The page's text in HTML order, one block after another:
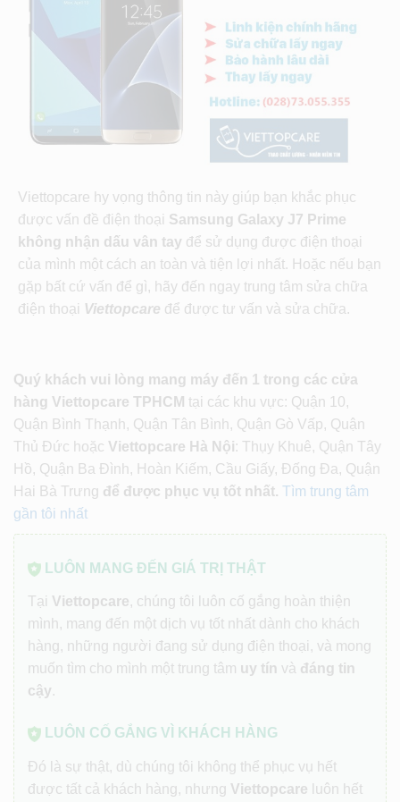
Viettopcare hy vọng thông tin này giúp bạn khắc phục
được vấn đề điện thoại Samsung Galaxy J7 Prime
không nhận dấu vân tay để sử dụng được điện thoại
của mình một cách an toàn và tiện lợi nhất. Hoặc nếu bạn
gặp bất cứ vấn để gì, hãy đến ngay trung tâm sửa chữa
điện thoại Viettopcare để được tư vấn và sửa chữa.
Quý khách vui lòng mang máy đến 1 trong các cửa
hàng Viettopcare TPHCM tại các khu vực: Quận 10,
Quận Bình Thạnh, Quận Tân Bình, Quận Gò Vấp, Quận
Thủ Đức hoặc Viettopcare Hà Nội: Thụy Khuê, Quận Tây
Hồ, Quận Ba Đình, Hoàn Kiếm, Cầu Giấy, Đống Đa, Quận
Hai Bà Trưng để được phục vụ tốt nhất. Tìm trung tâm
gần tôi nhất
LUÔN MANG ĐẾN GIÁ TRỊ THẬT
Tại Viettopcare, chúng tôi luôn cố gắng hoàn thiện
mình, mang đến một dịch vụ tốt nhất dành cho khách
hàng, những người đang sử dụng điện thoại, và mong
muốn tìm cho mình một trung tâm uy tín và đáng tin
cậy.
LUÔN CỐ GẮNG VÌ KHÁCH HÀNG
Đó là sự thật, dù chúng tôi không thể phục vụ hết
được tất cả khách hàng, nhưng Viettopcare luôn hết